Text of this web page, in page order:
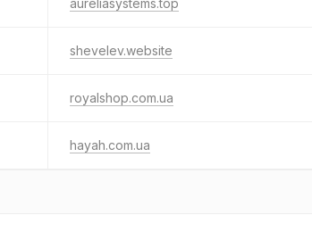
aureliasystems.top
shevelev.website
royalshop.com.ua
hayah.com.ua